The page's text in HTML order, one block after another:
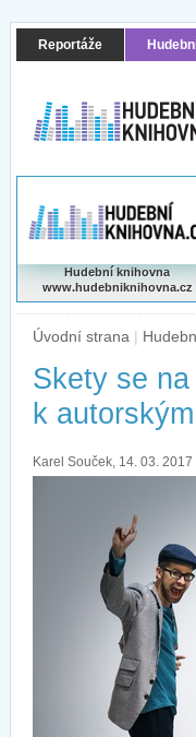
Reportáže
Hudební knihovna
www.hudebniknihovna.cz
Úvodní strana |
Skety se
k
Karel Souček, 14. 03. 2017